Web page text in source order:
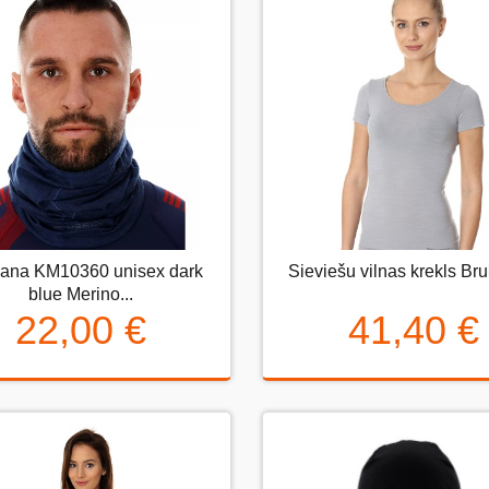
KM10360 unisex dark
blue Merino...
22,00 €
KM10360 unisex dark
blue Merino...
22,00 €
Sieviešu vilnas krekls
41,40 €
Sieviešu vilnas krekls
41,40 €